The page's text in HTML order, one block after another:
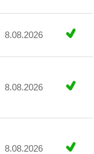
8.08.2026
8.08.2026
8.08.2026